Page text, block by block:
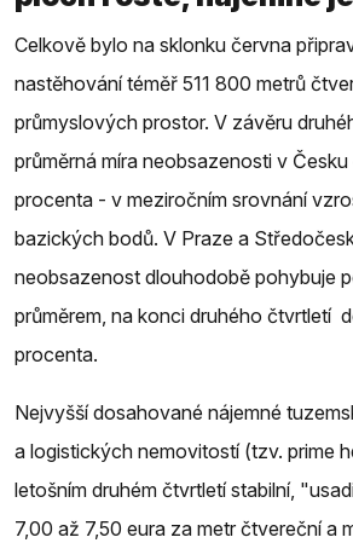
Celkově bylo na sklonku června
nastěhování téměř 511 800 metrů
průmyslových prostor. V závěru
průměrná míra neobsazenosti v
procenta - v meziročním srovnání
bazických bodů. V Praze a
neobsazenost dlouhodobě pohybuje
průměrem, na konci druhého čtvrtletí
procenta.
Nejvyšší dosahované nájemné
a logistických nemovitostí (tzv. prime
letošním druhém čtvrtletí stabilní,
7,00 až 7,50 eura za metr čtvereční a